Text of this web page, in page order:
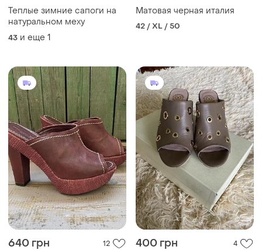
Теплые зимние сапоги на
натуральном меху
43 и еще 1
Матовая черная италия
42 / XL / 50
640 грн
12
400 грн 4